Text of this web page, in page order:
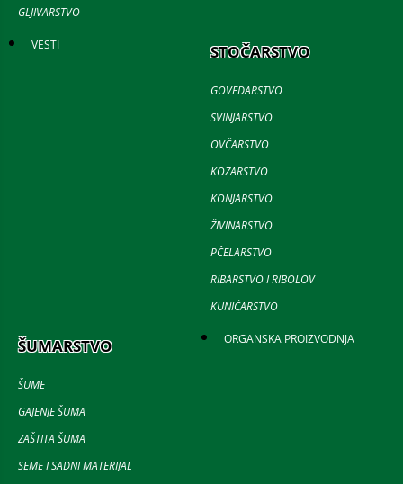
GLJIVARSTVO
VESTI STOČARSTVO
GOVEDARSTVO
SVINJARSTVO
OVČARSTVO
KOZARSTVO
KONJARSTVO
ŽIVINARSTVO
PČELARSTVO
RIBARSTVO I RIBOLOV
KUNIĆARSTVO
ŠUMARSTVO
ŠUME
GAJENJE ŠUMA
ZAŠTITA ŠUMA
SEME I SADNI MATERIJAL
ORGANSKA PROIZVODNJA